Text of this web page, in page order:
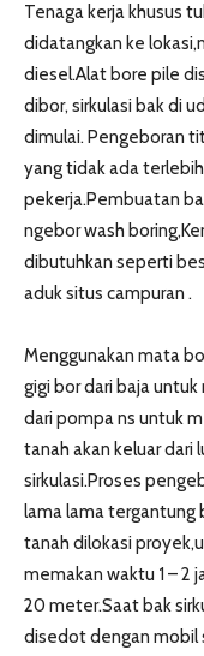
Tenaga kerja khusus
didatangkan ke
diesel.Alat bore pile
dibor, sirkulasi bak di
dimulai. Pengeboran
yang tidak ada
pekerja.Pembuatan
ngebor wash
dibutuhkan seperti
aduk situs campuran .
Menggunakan mata
gigi bor dari baja
dari pompa ns untuk
tanah akan keluar dari
sirkulasi.Proses
lama lama tergantung
tanah dilokasi
memakan waktu 1 – 2
20 meter.Saat bak
disedot dengan mobil